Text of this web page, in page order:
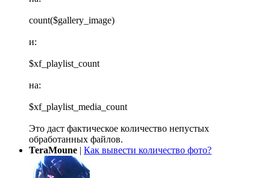
count($gallery_image)
и:
$xf_playlist_count
на:
$xf_playlist_media_count
Это даст фактическое количество непустых
обработанных файлов.
TeraMoune
Как вывести количество фото?